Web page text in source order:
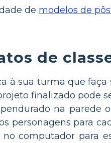
de modelos de
de
à sua turma que faça
finalizado pode
na parede
personagens para
computador para